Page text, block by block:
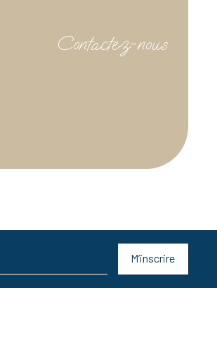
Contactez-nous
M’inscrire